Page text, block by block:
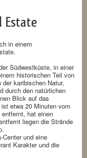
Estate
in einem
Südwestküste, in einer
historischen Teil von
karibischen Natur,
durch den natürlichen
Blick auf das
etwa 20 Minuten vom
hat einen
liegen die Strände
und eine
Karakter und die